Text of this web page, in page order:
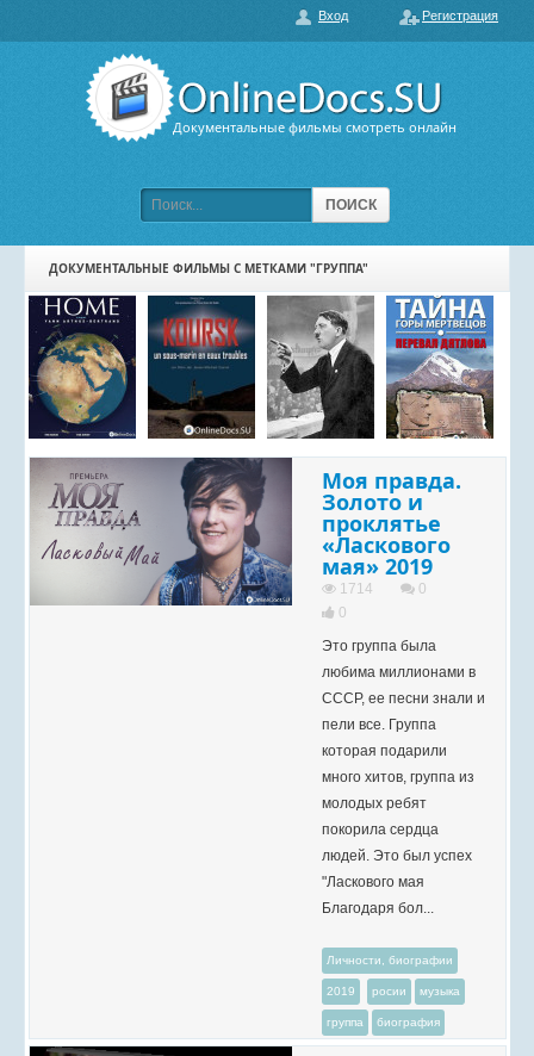
Документальные фильмы смотреть онлайн
ПОИСК
О нас
Вход Регистрация
ПОПУЛЯРНЫЕ
ПОДБОРКИ ФИЛЬМОВ
КАРТА САЙТА
КОНТАКТЫ
ДОКУМЕНТАЛЬНЫЕ ФИЛЬМЫ С МЕТКАМИ "ГРУППА"
Моя правда.
Золото и
проклятье
«Ласкового
мая» 2019
1714
0
0
Это группа была
любима миллионами в
СССР, ее песни знали и
пели все. Группа
которая подарили
много хитов, группа из
молодых ребят
покорила сердца
людей. Это был успех
"Ласкового мая
Благодаря бол...
Личности, биографии
2019 росии музыка
группа биография